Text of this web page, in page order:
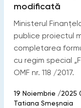
modificată
Ministerul
publice proiectul
completarea
cu regim special
OMF nr. 118 /2017.
19 Noiembrie /2025
Tatiana Smeșnaia